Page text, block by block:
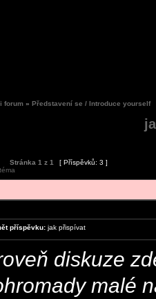
forum » Představení se / Introduce yourself
Stránka 1 z 1 [ Příspěvků: 3 ]
příspěvku: jak přispívat
diskuze
malé